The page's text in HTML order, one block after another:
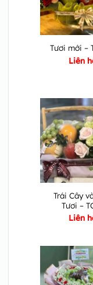
Tươi mới –
Liên
Trái Cây
Tươi –
Liên